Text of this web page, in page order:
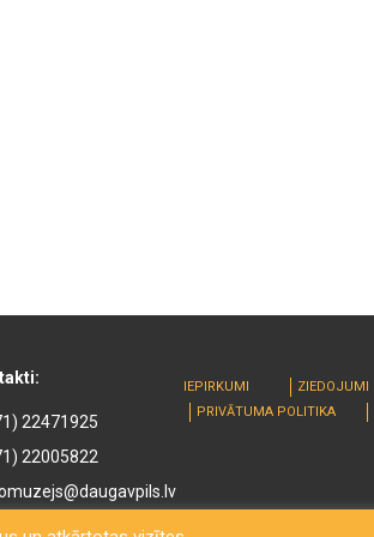
22471925
22005822
iela 3, Daugavpils,
IEPIRKUMI ZIEDOJUMI
PRIVĀTUMA POLITIKA